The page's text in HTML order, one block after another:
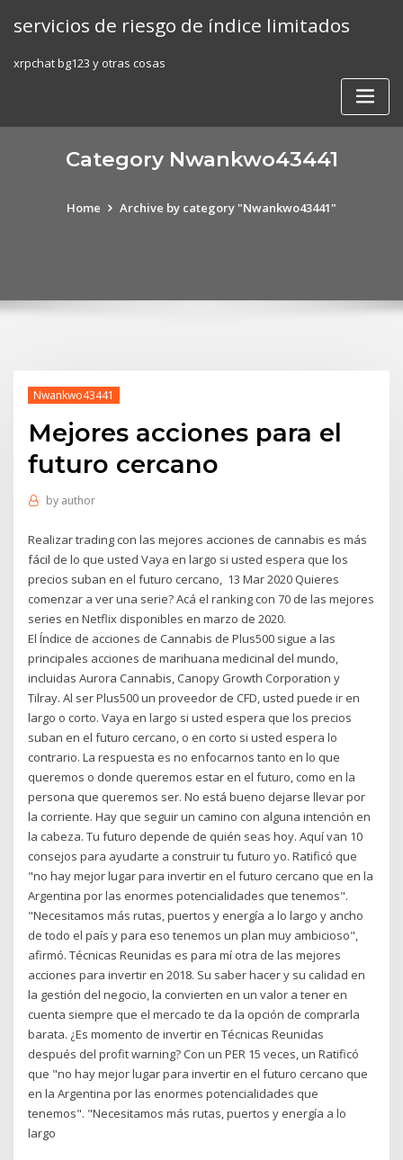
servicios de riesgo de índice limitados
xrpchat bg123 y otras cosas
Category Nwankwo43441
Home Archive by category "Nwankwo43441"
Nwankwo43441
Mejores acciones para el
futuro cercano
by author
Realizar trading con las mejores acciones de cannabis es más
fácil de lo que usted Vaya en largo si usted espera que los
precios suban en el futuro cercano, 13 Mar 2020 Quieres
comenzar a ver una serie? Acá el ranking con 70 de las mejores
series en Netflix disponibles en marzo de 2020.
El Índice de acciones de Cannabis de Plus500 sigue a las
principales acciones de marihuana medicinal del mundo,
incluidas Aurora Cannabis, Canopy Growth Corporation y
Tilray. Al ser Plus500 un proveedor de CFD, usted puede ir en
largo o corto. Vaya en largo si usted espera que los precios
suban en el futuro cercano, o en corto si usted espera lo
contrario. La respuesta es no enfocarnos tanto en lo que
queremos o donde queremos estar en el futuro, como en la
persona que queremos ser. No está bueno dejarse llevar por
la corriente. Hay que seguir un camino con alguna intención en
la cabeza. Tu futuro depende de quién seas hoy. Aquí van 10
consejos para ayudarte a construir tu futuro yo. Ratificó que
"no hay mejor lugar para invertir en el futuro cercano que en la
Argentina por las enormes potencialidades que tenemos".
"Necesitamos más rutas, puertos y energía a lo largo y ancho
de todo el país y para eso tenemos un plan muy ambicioso",
afirmó. Técnicas Reunidas es para mí otra de las mejores
acciones para invertir en 2018. Su saber hacer y su calidad en
la gestión del negocio, la convierten en un valor a tener en
cuenta siempre que el mercado te da la opción de comprarla
barata. ¿Es momento de invertir en Técnicas Reunidas
después del profit warning? Con un PER 15 veces, un Ratificó
que "no hay mejor lugar para invertir en el futuro cercano que
en la Argentina por las enormes potencialidades que
tenemos". "Necesitamos más rutas, puertos y energía a lo
largo